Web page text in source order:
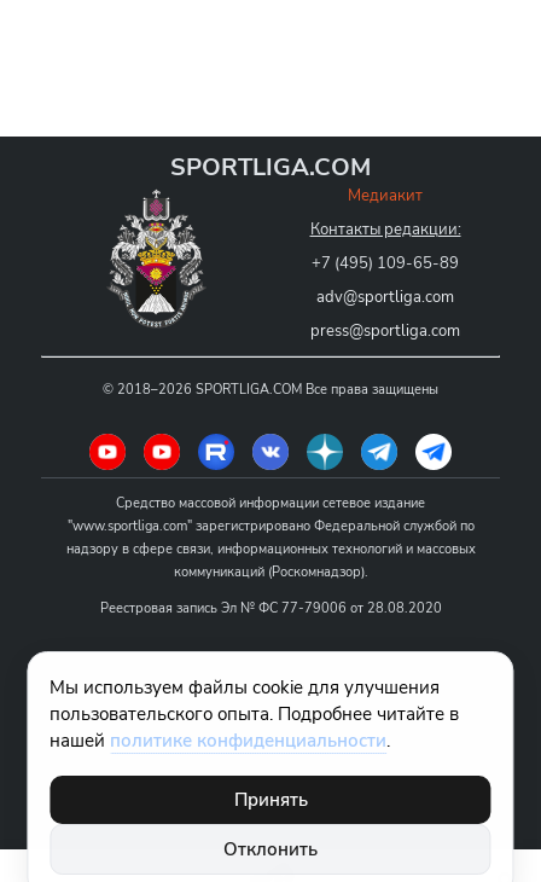
SPORTLIGA.COM
Медиакит
Контакты редакции:
+7 (495) 109-65-89
adv@sportliga.com
press@sportliga.com
© 2018–2026 SPORTLIGA.COM Все права защищены
Средство массовой информации сетевое издание
"www.sportliga.com" зарегистрировано Федеральной службой по
надзору в сфере связи, информационных технологий и массовых
коммуникаций (Роскомнадзор).
Реестровая запись Эл № ФС 77-79006 от 28.08.2020
Название - www.sportliga.com
Учредитель СМИ сетевого издания "www.sportliga.com": ИП Чамин
О.Н.
Главный редактор СМИ сетевого издания "www.sportliga.com":
Хаимов Д.И.
18+
Мы используем файлы cookie для улучшения
пользовательского опыта. Подробнее читайте в
нашей политике конфиденциальности.
Принять
Отклонить